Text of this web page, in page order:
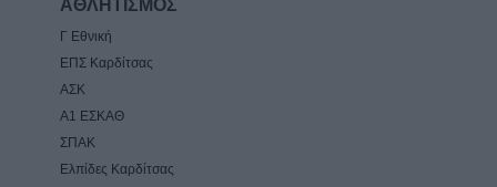
ΑΘΛΗΤΙΣΜΟΣ
Γ Εθνική
ΕΠΣ Καρδίτσας
ΑΣΚ
Α1 ΕΣΚΑΘ
ΣΠΑΚ
Ελπίδες Καρδίτσας